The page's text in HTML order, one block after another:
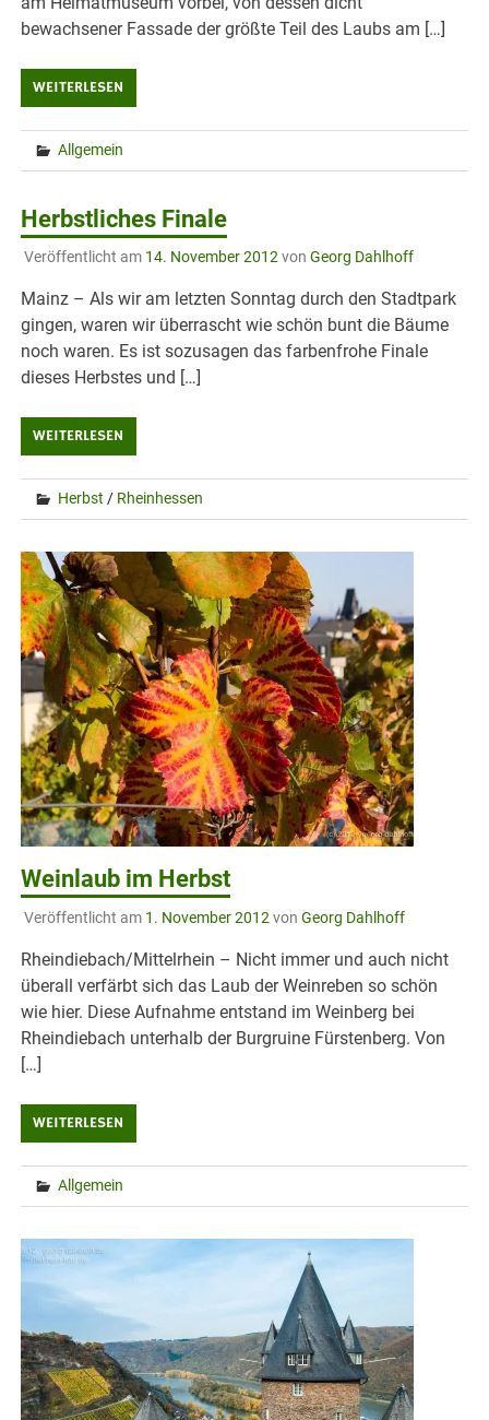
bewachsener Fassade der größte Teil des Laubs am […]
WEITERLESEN
Allgemein
Herbstliches Finale
Veröffentlicht am 14. November 2012von Georg Dahlhoff
Mainz – Als wir am letzten Sonntag durch den Stadtpark
gingen, waren wir überrascht wie schön bunt die Bäume
noch waren. Es ist sozusagen das farbenfrohe Finale
dieses Herbstes und […]
WEITERLESEN
Herbst / Rheinhessen
Weinlaub im Herbst
Veröffentlicht am 1. November 2012 von Georg Dahlhoff
Rheindiebach/Mittelrhein – Nicht immer und auch nicht
überall verfärbt sich das Laub der Weinreben so schön
wie hier. Diese Aufnahme entstand im Weinberg bei
Rheindiebach unterhalb der Burgruine Fürstenberg. Von
[…]
WEITERLESEN
Allgemein